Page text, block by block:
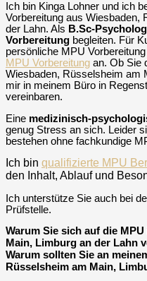
Ich bin Kinga Lohner und ich
Vorbereitung aus Wiesbaden,
der Lahn. Als B.Sc-
Vorbereitung begleiten. Für
persönliche MPU
MPU Vorbereitung an. Ob Sie
Wiesbaden, Rüsselsheim am
mir in meinem Büro in
vereinbaren.
Eine medizinisch-
genug Stress an sich. Leider
bestehen ohne fachkundige
Ich bin qualifizierte MPU
den Inhalt, Ablauf und
Ich unterstütze Sie auch bei
Prüfstelle.
Warum Sie sich auf die
Main, Limburg an der Lahn
Warum sollten Sie an
Rüsselsheim am Main,